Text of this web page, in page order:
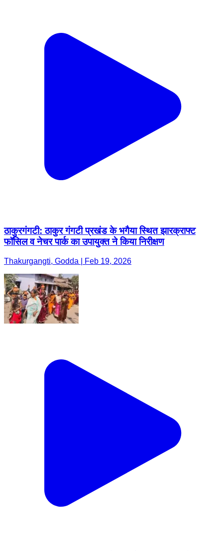
ठाकुरगंगटी: ठाकुर गंगटी प्रखंड के भगैया स्थित झारक्राफ्ट
फॉसिल व नेचर पार्क का उपायुक्त ने किया निरीक्षण
Thakurgangti, Godda | Feb 19, 2026